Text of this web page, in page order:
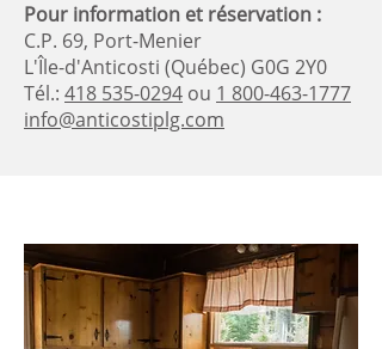
Pour information et réservation :
C.P. 69, Port-Menier
L'Île-d'Anticosti (Québec) G0G 2Y0
Tél.: 418 535-0294 ou 1 800-463-1777
info@anticostiplg.com